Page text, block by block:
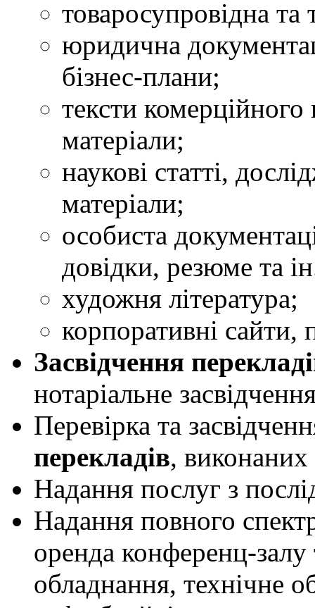
товаросупровідна та
юридична
бізнес-плани;
тексти
матеріали;
наукові статті,
матеріали;
особиста
довідки, резюме та
художня література;
корпоративні сайти,
Засвідчення
нотаріальне
Перевірка та
перекладів,
Надання послуг з
Надання повного
оренда конференц-
обладнання, технічне